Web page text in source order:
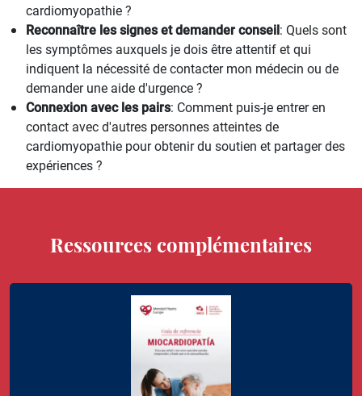
cardiomyopathie ?
Reconnaître les signes et demander conseil: Quels sont
les symptômes auxquels je dois être attentif et qui
indiquent la nécessité de contacter mon médecin ou de
demander une aide d'urgence ?
Connexion avec les pairs: Comment puis-je entrer en
contact avec d'autres personnes atteintes de
cardiomyopathie pour obtenir du soutien et partager des
expériences ?
Ressources complémentaires